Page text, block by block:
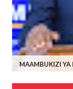
MAAMBUKIZI YA